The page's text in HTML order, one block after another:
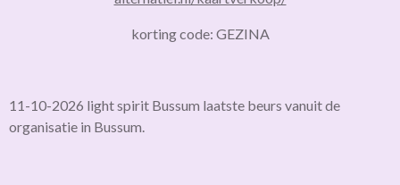
korting code: GEZINA
11-10-2026 light spirit Bussum laatste beurs vanuit de
organisatie in Bussum.